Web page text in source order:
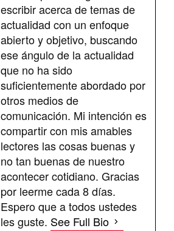
escribir acerca de temas de
actualidad con un enfoque
abierto y objetivo, buscando
ese ángulo de la actualidad
que no ha sido
suficientemente abordado por
otros medios de
comunicación. Mi intención es
compartir con mis amables
lectores las cosas buenas y
no tan buenas de nuestro
acontecer cotidiano. Gracias
por leerme cada 8 días.
Espero que a todos ustedes
les guste. See Full Bio